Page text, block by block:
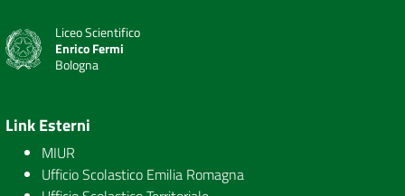
Liceo Scientifico
Enrico Fermi
Bologna
Link Esterni
MIUR
Ufficio Scolastico Emilia Romagna